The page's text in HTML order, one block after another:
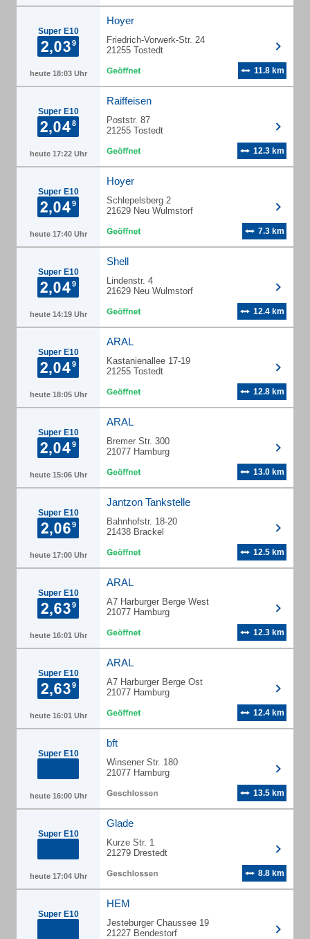
Super E10
heute 18:03 Uhr
Hoyer
Friedrich-Vorwerk-Str. 24
21255 Tostedt
11.8 km
Super E10
heute 17:22 Uhr
Raiffeisen
Poststr. 87
21255 Tostedt
12.3 km
Super E10
heute 17:40 Uhr
Hoyer
Schlepelsberg 2
21629 Neu Wulmstorf
7.3 km
Super E10
heute 14:19 Uhr
Shell
Lindenstr. 4
21629 Neu Wulmstorf
12.4 km
Super E10
heute 18:05 Uhr
ARAL
Kastanienallee 17-19
21255 Tostedt
12.8 km
Super E10
heute 15:06 Uhr
ARAL
Bremer Str. 300
21077 Hamburg
13.0 km
Super E10
heute 17:00 Uhr
Jantzon Tankstelle
Bahnhofstr. 18-20
21438 Brackel
12.5 km
Super E10
heute 16:01 Uhr
ARAL
A7 Harburger Berge West
21077 Hamburg
12.3 km
Super E10
heute 16:01 Uhr
ARAL
A7 Harburger Berge Ost
21077 Hamburg
12.4 km
Super E10
heute 16:00 Uhr
bft
Winsener Str. 180
21077 Hamburg
13.5 km
Super E10
heute 17:04 Uhr
Glade
Kurze Str. 1
21279 Drestedt
8.8 km
Super E10
HEM
Jesteburger Chaussee 19
21227 Bendestorf